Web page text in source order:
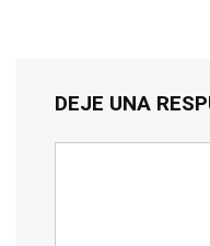
DEJE UNA